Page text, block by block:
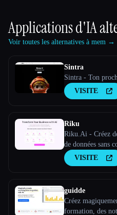
Applications d'IA
Voir toutes les alternatives à mem →
Sintra
Sintra - Ton
VISITE
Riku
Riku.Ai - Créez
de données sans
VISITE
guidde
Créez
formation, des